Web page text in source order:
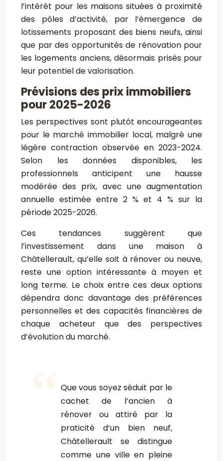
l’intérêt pour les maisons situées à proximité
des pôles d’activité, par l’émergence de
lotissements proposant des biens neufs, ainsi
que par des opportunités de rénovation pour
les logements anciens, désormais prisés pour
leur potentiel de valorisation.
Prévisions des prix immobiliers
pour 2025-2026
Les perspectives sont plutôt encourageantes
pour le marché immobilier local, malgré une
légère contraction observée en 2023-2024.
Selon les données disponibles, les
professionnels anticipent une hausse
modérée des prix, avec une augmentation
annuelle estimée entre 2 % et 4 % sur la
période 2025-2026.
Ces tendances suggèrent que
l’investissement dans une maison à
Châtellerault, qu’elle soit à rénover ou neuve,
reste une option intéressante à moyen et
long terme. Le choix entre ces deux options
dépendra donc davantage des préférences
personnelles et des capacités financières de
chaque acheteur que des perspectives
d’évolution du marché.
Que vous soyez séduit par le
cachet de l’ancien à
rénover ou attiré par la
praticité d’un bien neuf,
Châtellerault se distingue
comme une ville en pleine